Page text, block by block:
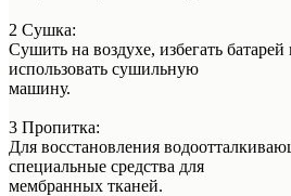
2 Сушка:
Сушить на воздухе, избегать
использовать сушильную
машину.
3 Пропитка:
Для восстановления
специальные средства для
мембранных тканей.